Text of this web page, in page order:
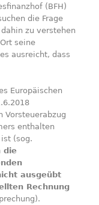
(BFH)
die Frage
zu verstehen
seine
ausreicht, dass
Europäischen
Vorsteuerabzug
enthalten
(sog.
die
ausgeübt
Rechnung